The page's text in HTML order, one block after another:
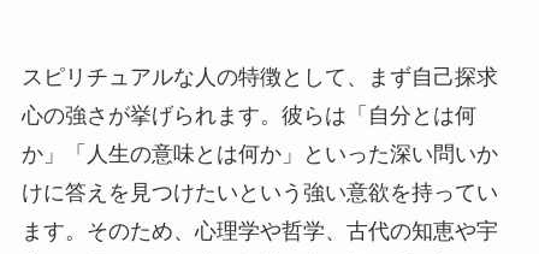
スピリチュアルな人の特徴として、まず自己探求
心の強さが挙げられます。彼らは「自分とは何
か」「人生の意味とは何か」といった深い問いか
けに答えを見つけたいという強い意欲を持ってい
ます。そのため、心理学や哲学、古代の知恵や宇